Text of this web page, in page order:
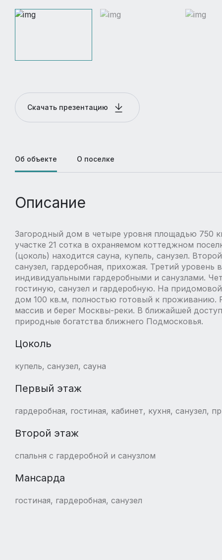
Скачать презентацию
Об объекте О поселке
Описание
Загородный дом в четыре уровня площадью 750
участке 21 сотка в охраняемом коттеджном
(цоколь) находится сауна, купель, санузел.
санузел, гардеробная, прихожая. Третий уровень
индивидуальными гардеробными и санузлами.
гостиную, санузел и гардеробную. На
дом 100 кв.м, полностью готовый к проживанию.
массив и берег Москвы-реки. В ближайшей
природные богатства ближнего Подмосковья.
Цоколь
купель, санузел, сауна
Первый этаж
гардеробная, гостиная, кабинет, кухня, санузел,
Второй этаж
спальня с гардеробной и санузлом
Мансарда
гостиная, гардеробная, санузел